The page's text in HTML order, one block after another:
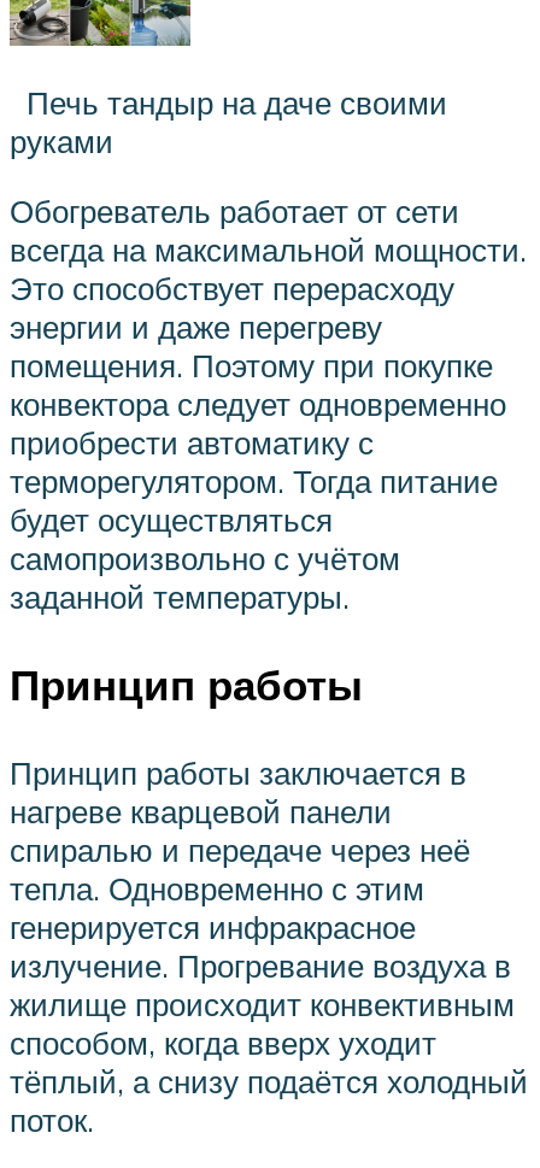
Печь тандыр на даче своими
руками
Обогреватель работает от сети
всегда на максимальной мощности.
Это способствует перерасходу
энергии и даже перегреву
помещения. Поэтому при покупке
конвектора следует одновременно
приобрести автоматику с
терморегулятором. Тогда питание
будет осуществляться
самопроизвольно с учётом
заданной температуры.
Принцип работы
Принцип работы заключается в
нагреве кварцевой панели
спиралью и передаче через неё
тепла. Одновременно с этим
генерируется инфракрасное
излучение. Прогревание воздуха в
жилище происходит конвективным
способом, когда вверх уходит
тёплый, а снизу подаётся холодный
поток.